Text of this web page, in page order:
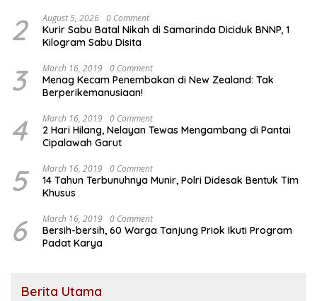
2 August 5, 2026 0 Comment
Kurir Sabu Batal Nikah di Samarinda Diciduk BNNP, 1
Kilogram Sabu Disita
3 March 16, 2019 0 Comment
Menag Kecam Penembakan di New Zealand: Tak
Berperikemanusiaan!
4 March 16, 2019 0 Comment
2 Hari Hilang, Nelayan Tewas Mengambang di Pantai
Cipalawah Garut
5 March 16, 2019 0 Comment
14 Tahun Terbunuhnya Munir, Polri Didesak Bentuk Tim
Khusus
6 March 16, 2019 0 Comment
Bersih-bersih, 60 Warga Tanjung Priok Ikuti Program
Padat Karya
Berita Utama